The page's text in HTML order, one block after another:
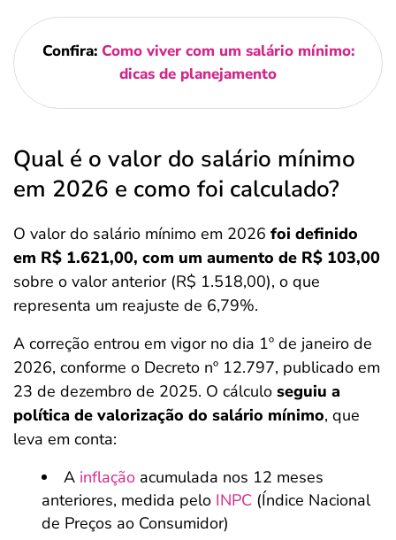
Confira: Como viver com um salário mínimo:
dicas de planejamento
Qual é o valor do salário mínimo
em 2026 e como foi calculado?
O valor do salário mínimo em 2026 foi definido
em R$ 1.621,00, com um aumento de R$ 103,00
sobre o valor anterior (R$ 1.518,00), o que
representa um reajuste de 6,79%.
A correção entrou em vigor no dia 1º de janeiro de
2026, conforme o Decreto nº 12.797, publicado em
23 de dezembro de 2025. O cálculo seguiu a
política de valorização do salário mínimo, que
leva em conta:
A inflação acumulada nos 12 meses
anteriores, medida pelo INPC (Índice Nacional
de Preços ao Consumidor)